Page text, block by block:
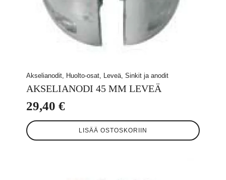
Akselianodit, Huolto-osat, Leveä, Sinkit ja anodit
AKSELIANODI 45 MM LEVEÄ
29,40 €
LISÄÄ OSTOSKORIIN